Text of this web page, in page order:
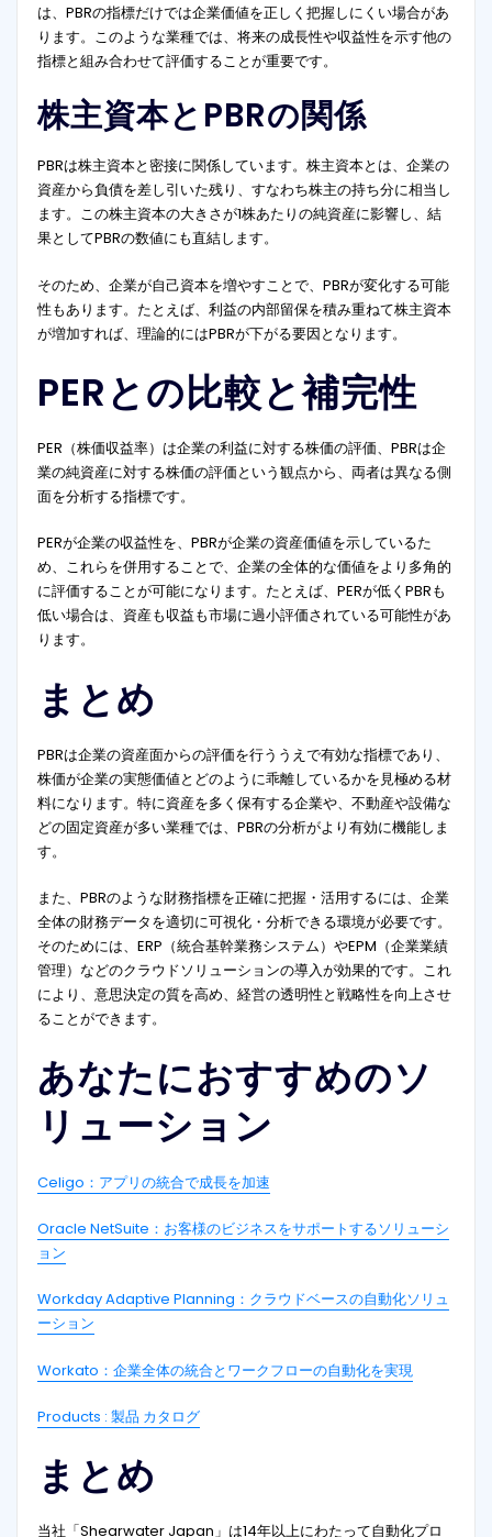
は、PBRの指標だけでは企業価値を正しく把握しにくい場合があ
ります。このような業種では、将来の成長性や収益性を示す他の
指標と組み合わせて評価することが重要です。
株主資本とPBRの関係
PBRは株主資本と密接に関係しています。株主資本とは、企業の
資産から負債を差し引いた残り、すなわち株主の持ち分に相当し
ます。この株主資本の大きさが1株あたりの純資産に影響し、結
果としてPBRの数値にも直結します。
そのため、企業が自己資本を増やすことで、PBRが変化する可能
性もあります。たとえば、利益の内部留保を積み重ねて株主資本
が増加すれば、理論的にはPBRが下がる要因となります。
PERとの比較と補完性
PER（株価収益率）は企業の利益に対する株価の評価、PBRは企
業の純資産に対する株価の評価という観点から、両者は異なる側
面を分析する指標です。
PERが企業の収益性を、PBRが企業の資産価値を示しているた
め、これらを併用することで、企業の全体的な価値をより多角的
に評価することが可能になります。たとえば、PERが低くPBRも
低い場合は、資産も収益も市場に過小評価されている可能性があ
ります。
まとめ
PBRは企業の資産面からの評価を行ううえで有効な指標であり、
株価が企業の実態価値とどのように乖離しているかを見極める材
料になります。特に資産を多く保有する企業や、不動産や設備な
どの固定資産が多い業種では、PBRの分析がより有効に機能しま
す。
また、PBRのような財務指標を正確に把握・活用するには、企業
全体の財務データを適切に可視化・分析できる環境が必要です。
そのためには、ERP（統合基幹業務システム）やEPM（企業業績
管理）などのクラウドソリューションの導入が効果的です。これ
により、意思決定の質を高め、経営の透明性と戦略性を向上させ
ることができます。
あなたにおすすめのソ
リューション
Celigo：アプリの統合で成長を加速
Oracle NetSuite：お客様のビジネスをサポートするソリューシ
ョン
Workday Adaptive Planning：クラウドベースの自動化ソリュ
ーション
Workato：企業全体の統合とワークフローの自動化を実現
Products : 製品 カタログ
まとめ
当社「Shearwater Japan」は14年以上にわたって自動化プロ